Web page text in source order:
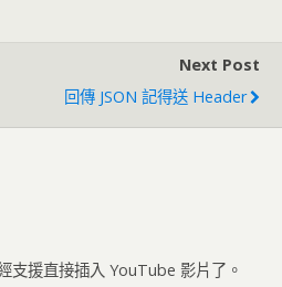
Next Post
回傳 JSON 記得送 Header
支援直接插入 YouTube 影片了。